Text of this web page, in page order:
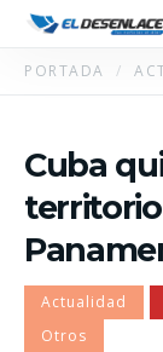
PORTADA
Cuba
Actualidad
Otros